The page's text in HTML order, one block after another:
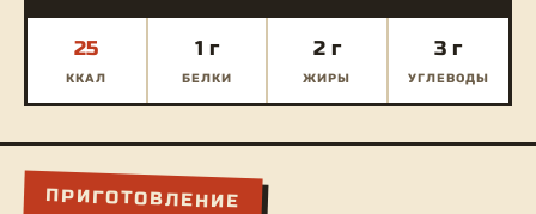
25
ККАЛ
1 г
БЕЛКИ
2 г
ЖИРЫ
3 г
УГЛЕВОДЫ
ПРИГОТОВЛЕНИЕ